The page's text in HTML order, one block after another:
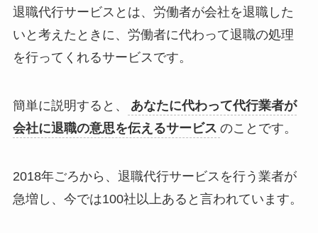
退職代行サービスとは、労働者が会社を退職した
いと考えたときに、労働者に代わって退職の処理
を行ってくれるサービスです。
簡単に説明すると、
あなたに代わって代行業者が
会社に退職の意思を伝えるサービス のことです。
2018年ごろから、退職代行サービスを行う業者が
急増し、今では100社以上あると言われています。